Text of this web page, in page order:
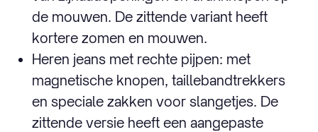
de mouwen. De zittende variant heeft
kortere zomen en mouwen.
Heren jeans met rechte pijpen: met
magnetische knopen, taillebandtrekkers
en speciale zakken voor slangetjes. De
zittende versie heeft een aangepaste